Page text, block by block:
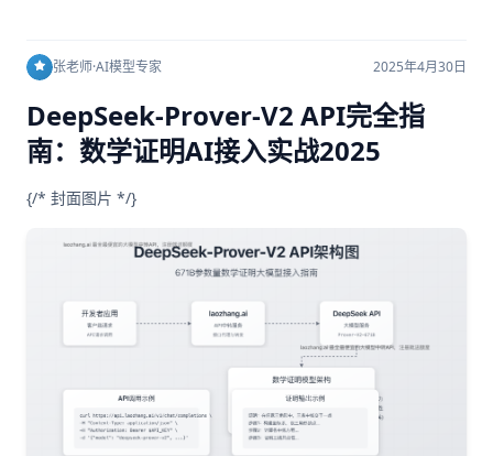
张老师·AI模型专家 2025年4月30日
DeepSeek-Prover-V2 API完全指
南：数学证明AI接入实战2025
{/* 封面图片 */}